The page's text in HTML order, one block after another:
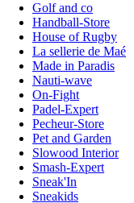
Golf and co
Handball-Store
House of Rugby
La sellerie de Maé
Made in Paradis
Nauti-wave
On-Fight
Padel-Expert
Pecheur-Store
Pet and Garden
Slowood Interior
Smash-Expert
Sneak'In
Sneakids